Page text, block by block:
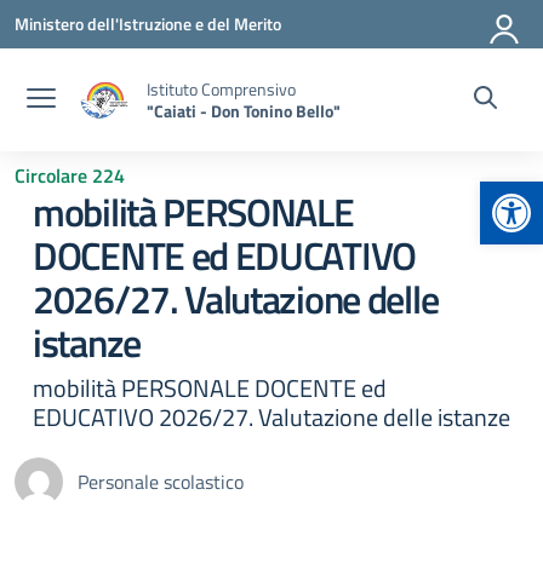
Vai ai contenuti
Vai al menu di navigazione
Vai al footer
Ministero dell'Istruzione e del Merito
Istituto Comprensivo
"Caiati - Don Tonino Bello"
Circolare 224
mobilità PERSONALE
DOCENTE ed EDUCATIVO
2026/27. Valutazione delle
istanze
mobilità PERSONALE DOCENTE ed
EDUCATIVO 2026/27. Valutazione delle istanze
Personale scolastico